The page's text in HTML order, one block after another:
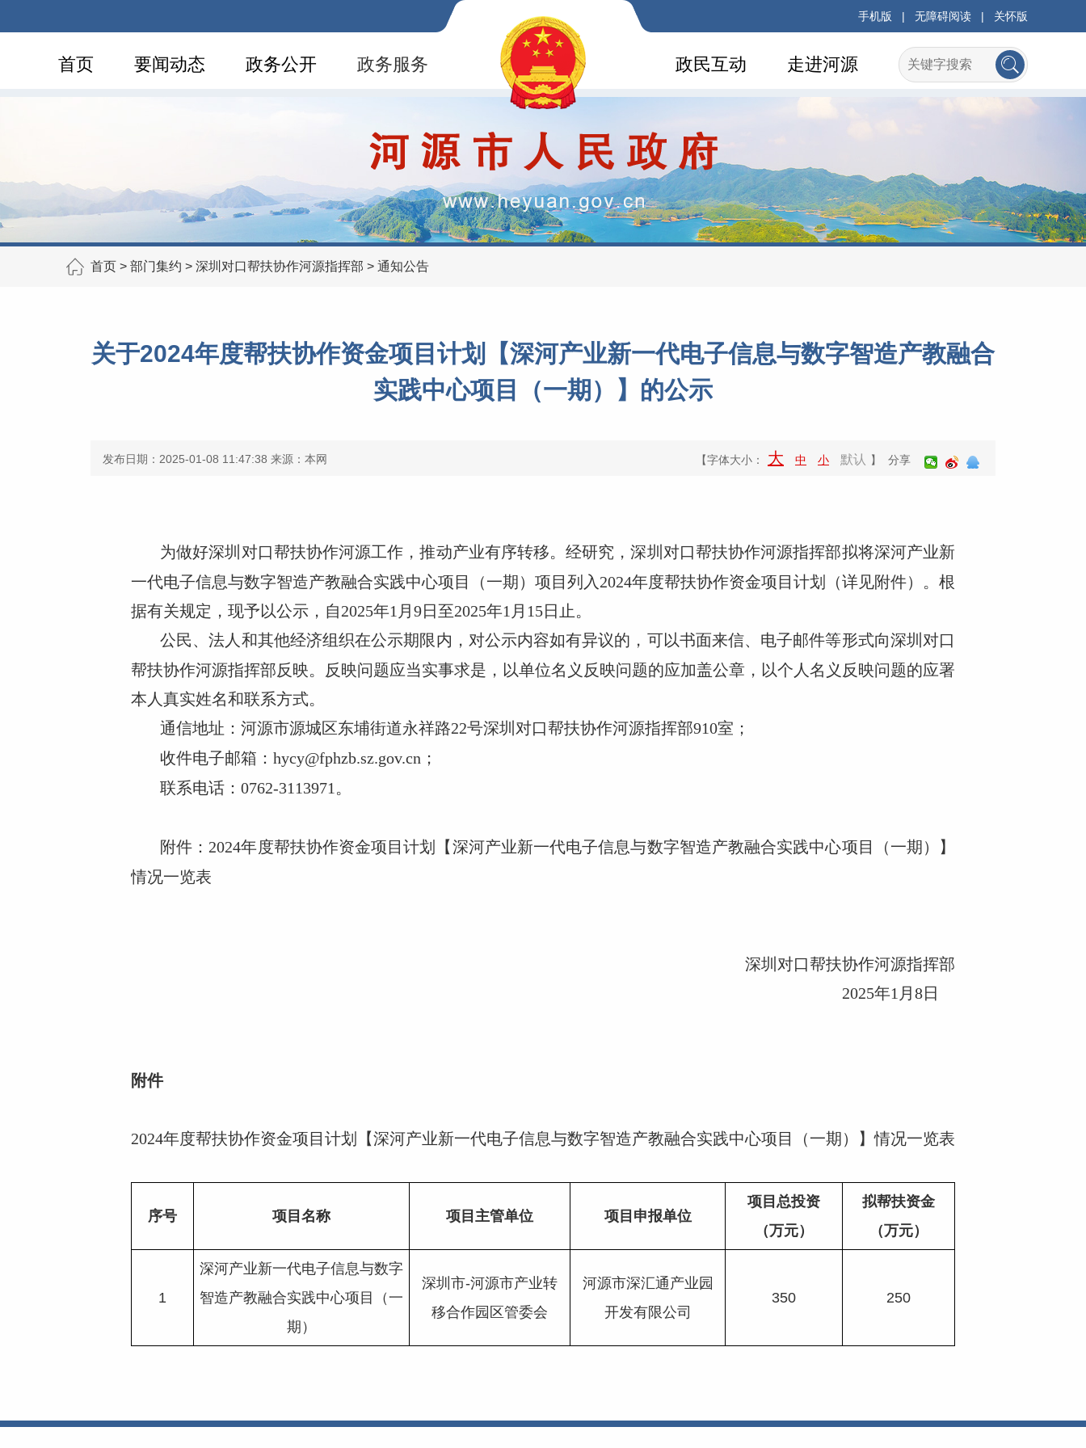
手机版 | 无障碍阅读 | 关怀版
首页 要闻动态 政务公开 政务服务 走进河源
政民互动
首页 > 部门集约 > 深圳对口帮扶协作河源指挥部 > 通知公告
关于2024年度帮扶协作资金项目计划【深河产业新一代电子信息与数字智造产教融合
实践中心项目（一期）】的公示
发布日期：2025-01-08 11:47:38 来源：本网 【字体大小： 大 中 小 默认 】 分享
为做好深圳对口帮扶协作河源工作，推动产业有序转移。经研究，深圳对口帮扶协作河源指挥部拟将深河产业新
一代电子信息与数字智造产教融合实践中心项目（一期）项目列入2024年度帮扶协作资金项目计划（详见附件）。根
据有关规定，现予以公示，自2025年1月9日至2025年1月15日止。
公民、法人和其他经济组织在公示期限内，对公示内容如有异议的，可以书面来信、电子邮件等形式向深圳对口
帮扶协作河源指挥部反映。反映问题应当实事求是，以单位名义反映问题的应加盖公章，以个人名义反映问题的应署
本人真实姓名和联系方式。
通信地址：河源市源城区东埔街道永祥路22号深圳对口帮扶协作河源指挥部910室；
收件电子邮箱：hycy@fphzb.sz.gov.cn；
联系电话：0762-3113971。
附件：2024年度帮扶协作资金项目计划 【深河产业新一代电子信息与数字智造产教融合实践中心项目（一期）
】
情况一览表
深圳对口帮扶协作河源指挥部
2025年1月8日
附件
2024年度帮扶协作资金项目计划【深河产业新一代电子信息与数字智造产教融合实践中心项目（一期） 】情况一览表
序号 项目名称 项目主管单位 项目申报单位
项目总投资
（万元）
拟帮扶资金
（万元）
1
深河产业新一代电子信息与数字
智造产教融合实践中心项目（一
期）
深圳市-河源市产业转
移合作园区管委会
河源市深汇通产业园
开发有限公司
350 250